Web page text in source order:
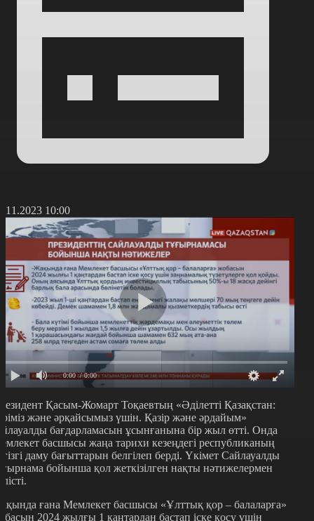
10:00
0:00 / 0:00
Қасым-Жомарт Тоқаевтың «Әділетті Қазақстан:
және әрқайсымыз үшін. Қазір және әрдайым»
бағдарламасын ұсынғанына бір жыл өтті. Онда
басшысы жаңа тарихи кезеңдегі республиканың
даму бағыттарын белгілеп берді. Үкімет Сайлауалды
бойынша қол жеткізілген нақты нәтижелермен
ғана Мемлекет басшысы «Ұлттық қор – балаларға»
2024 жылғы 1 қаңтардан бастап іске қосу үшін